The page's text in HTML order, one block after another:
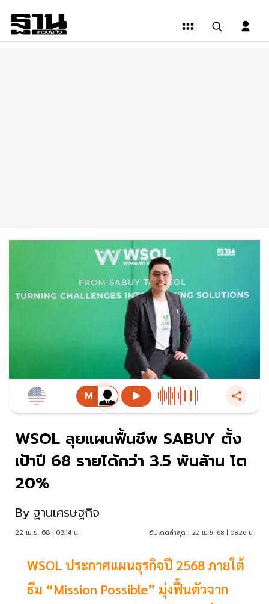
WSOL ลุยแผนฟื้นชีพ SABUY ตั้ง
เป้าปี 68 รายได้กว่า 3.5 พันล้าน โต
20%
By ฐานเศรษฐกิจ
22 เม.ย. 68 | 08:14 น. อัปเดตล่าสุด : 22 เม.ย. 68 | 08:26 น.
WSOL ประกาศแผนธุรกิจปี 2568 ภายใต้
ธีม “Mission Possible” มุ่งฟื้นตัวจาก